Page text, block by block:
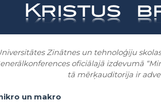
Zinātnes un tehnoloģiju
oficiālajā izdevumā
tā mērķauditorija ir
un makro